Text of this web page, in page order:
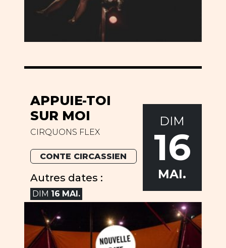
APPUIE-TOI
SUR MOI
CIRQUONS FLEX
CONTE CIRCASSIEN
Autres dates :
DIM 16 MAI.
DIM
16
MAI.